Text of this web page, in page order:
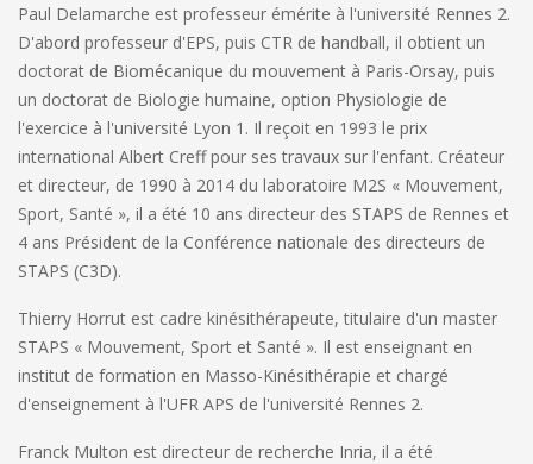
Paul Delamarche est professeur émérite à l'université Rennes 2.
D'abord professeur d'EPS, puis CTR de handball, il obtient un
doctorat de Biomécanique du mouvement à Paris-Orsay, puis
un doctorat de Biologie humaine, option Physiologie de
l'exercice à l'université Lyon 1. Il reçoit en 1993 le prix
international Albert Creff pour ses travaux sur l'enfant. Créateur
et directeur, de 1990 à 2014 du laboratoire M2S « Mouvement,
Sport, Santé », il a été 10 ans directeur des STAPS de Rennes et
4 ans Président de la Conférence nationale des directeurs de
STAPS (C3D).
Thierry Horrut est cadre kinésithérapeute, titulaire d'un master
STAPS « Mouvement, Sport et Santé ». Il est enseignant en
institut de formation en Masso-Kinésithérapie et chargé
d'enseignement à l'UFR APS de l'université Rennes 2.
Franck Multon est directeur de recherche Inria, il a été